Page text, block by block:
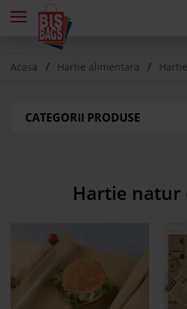
Acasa Hartie alimentara
CATEGORII PRODUSE
Hartie natur